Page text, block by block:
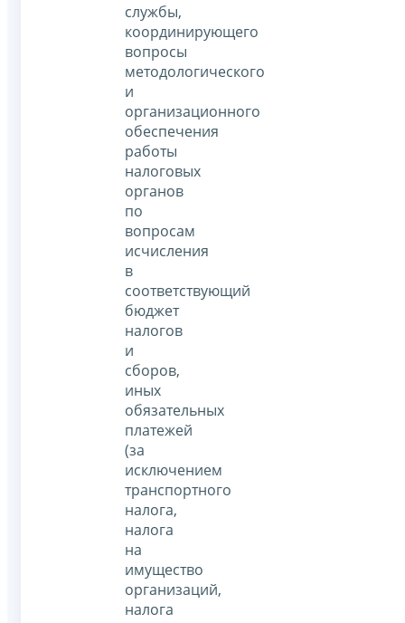
службы,
координирующего
вопросы
методологического
и
организационного
обеспечения
работы
налоговых
органов
по
вопросам
исчисления
в
соответствующий
бюджет
налогов
и
сборов,
иных
обязательных
платежей
(за
исключением
транспортного
налога,
налога
на
имущество
организаций,
налога